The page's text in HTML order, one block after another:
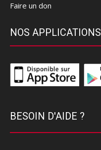
Faire un don
NOS APPLICATIONS
BESOIN D'AIDE ?